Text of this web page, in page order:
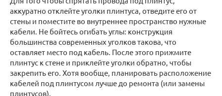
аккуратно отклейте уголки плинтуса, отведите его от
стены и поместите во внутреннее пространство нужные
кабели. Не бойтесь огибать углы: конструкция
большинства современных уголков такова, что
оставляет место под кабель. После этого прижмите
плинтус к стене и приклейте уголки обратно, чтобы
закрепить его. Хотя вообще, планировать расположение
кабелей под плинтусом лучше до ремонта (или замены
плинтусов).